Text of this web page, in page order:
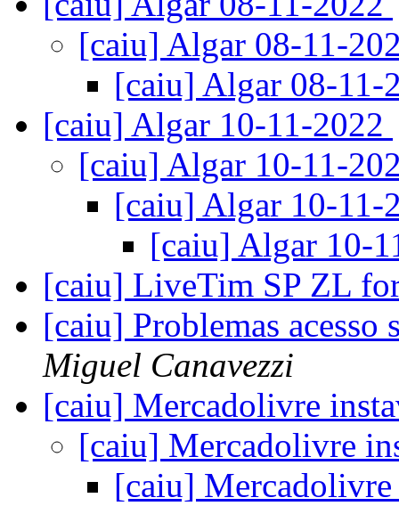
[caiu] Algar 08-11-
[caiu] Algar 08-11-
[caiu] Algar 10-11-2022
[caiu] Algar 10-11-
[caiu] Algar 10-11-
[caiu] Algar 10-
[caiu] LiveTim SP ZL
[caiu] Problemas
Miguel Canavezzi
[caiu] Mercadolivre
[caiu] Mercadolivre
[caiu]